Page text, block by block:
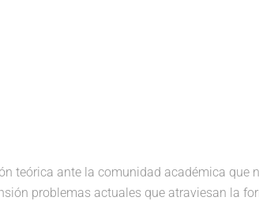
teórica ante la comunidad académica
problemas actuales que atraviesan la